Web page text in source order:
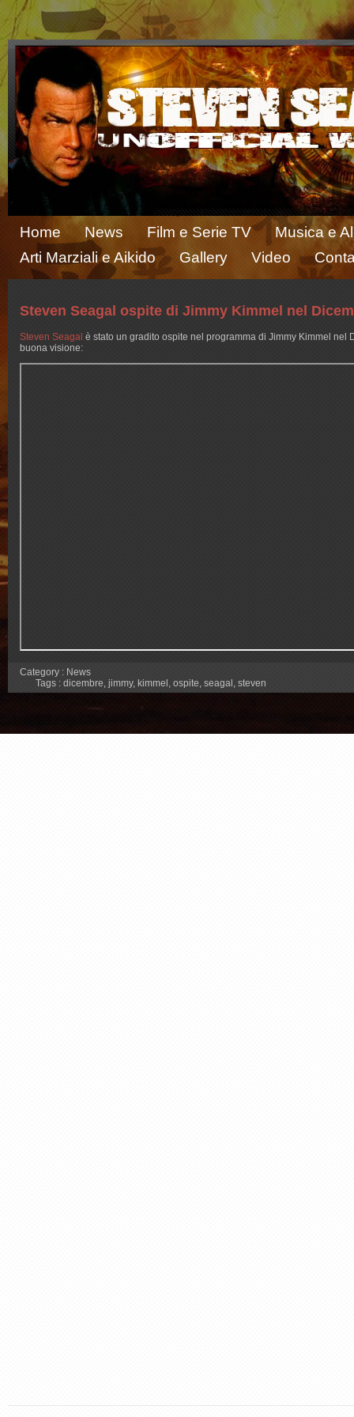
Home News Film e Serie TV
Musica e
Arti Marziali e Aikido
Gallery Video
Steven Seagal ospite di Jimmy Kimmel nel
Steven Seagal è stato un gradito ospite nel programma di Jimmy Kimmel nel
buona visione:
Category : News
Tags : dicembre, jimmy, kimmel , ospite, seagal , steven